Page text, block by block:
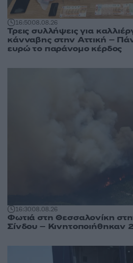
16:5008.08.26
Τρεις συλλήψεις για
κάνναβης στην Αττική –
ευρώ το παράνομο κέρδος
16:3008.08.26
Φωτιά στη Θεσσαλονίκη
Σίνδου – Κινητοποιήθηκαν